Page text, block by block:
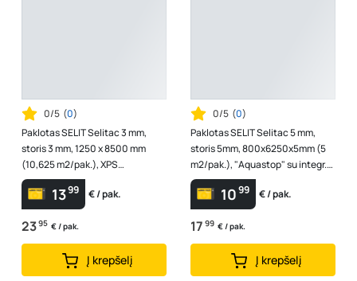
0/5 (0)
Paklotas SELIT Selitac 3 mm,
storis 3 mm, 1250 x 8500 mm
(10,625 m2/pak.), XPS
polistirenas, išlygina grindų
pagrindo n...
1399 € / pak.
2395 € / pak.
Į krepšelį
0/5 (0)
Paklotas SELIT Selitac 5 mm,
storis 5mm, 800x6250x5mm (5
m2/pak.), "Aquastop" su integr.
garų izoliac. plėv., XPS polist...
1099 € / pak.
17 99 € / pak.
Į krepšelį